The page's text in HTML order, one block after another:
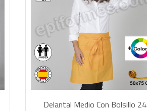
Delantal Medio Con Bolsillo 24